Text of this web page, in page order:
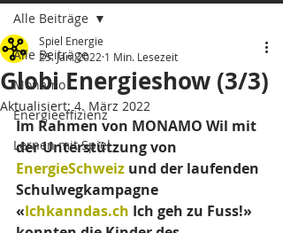
Alle Beiträge
Monamo
Energieeffizienz
Lernen mit Spiel
Alle Beiträge
Globi Energieshow (3/3)
Spiel Energie
25. Jan. 2022 1 Min. Lesezeit
Aktualisiert:4. März 2022
Im Rahmen von MONAMO Wil mit
der Unterstützung von
EnergieSchweiz und der laufenden
Schulwegkampagne
«Ichkanndas.ch Ich geh zu Fuss!»